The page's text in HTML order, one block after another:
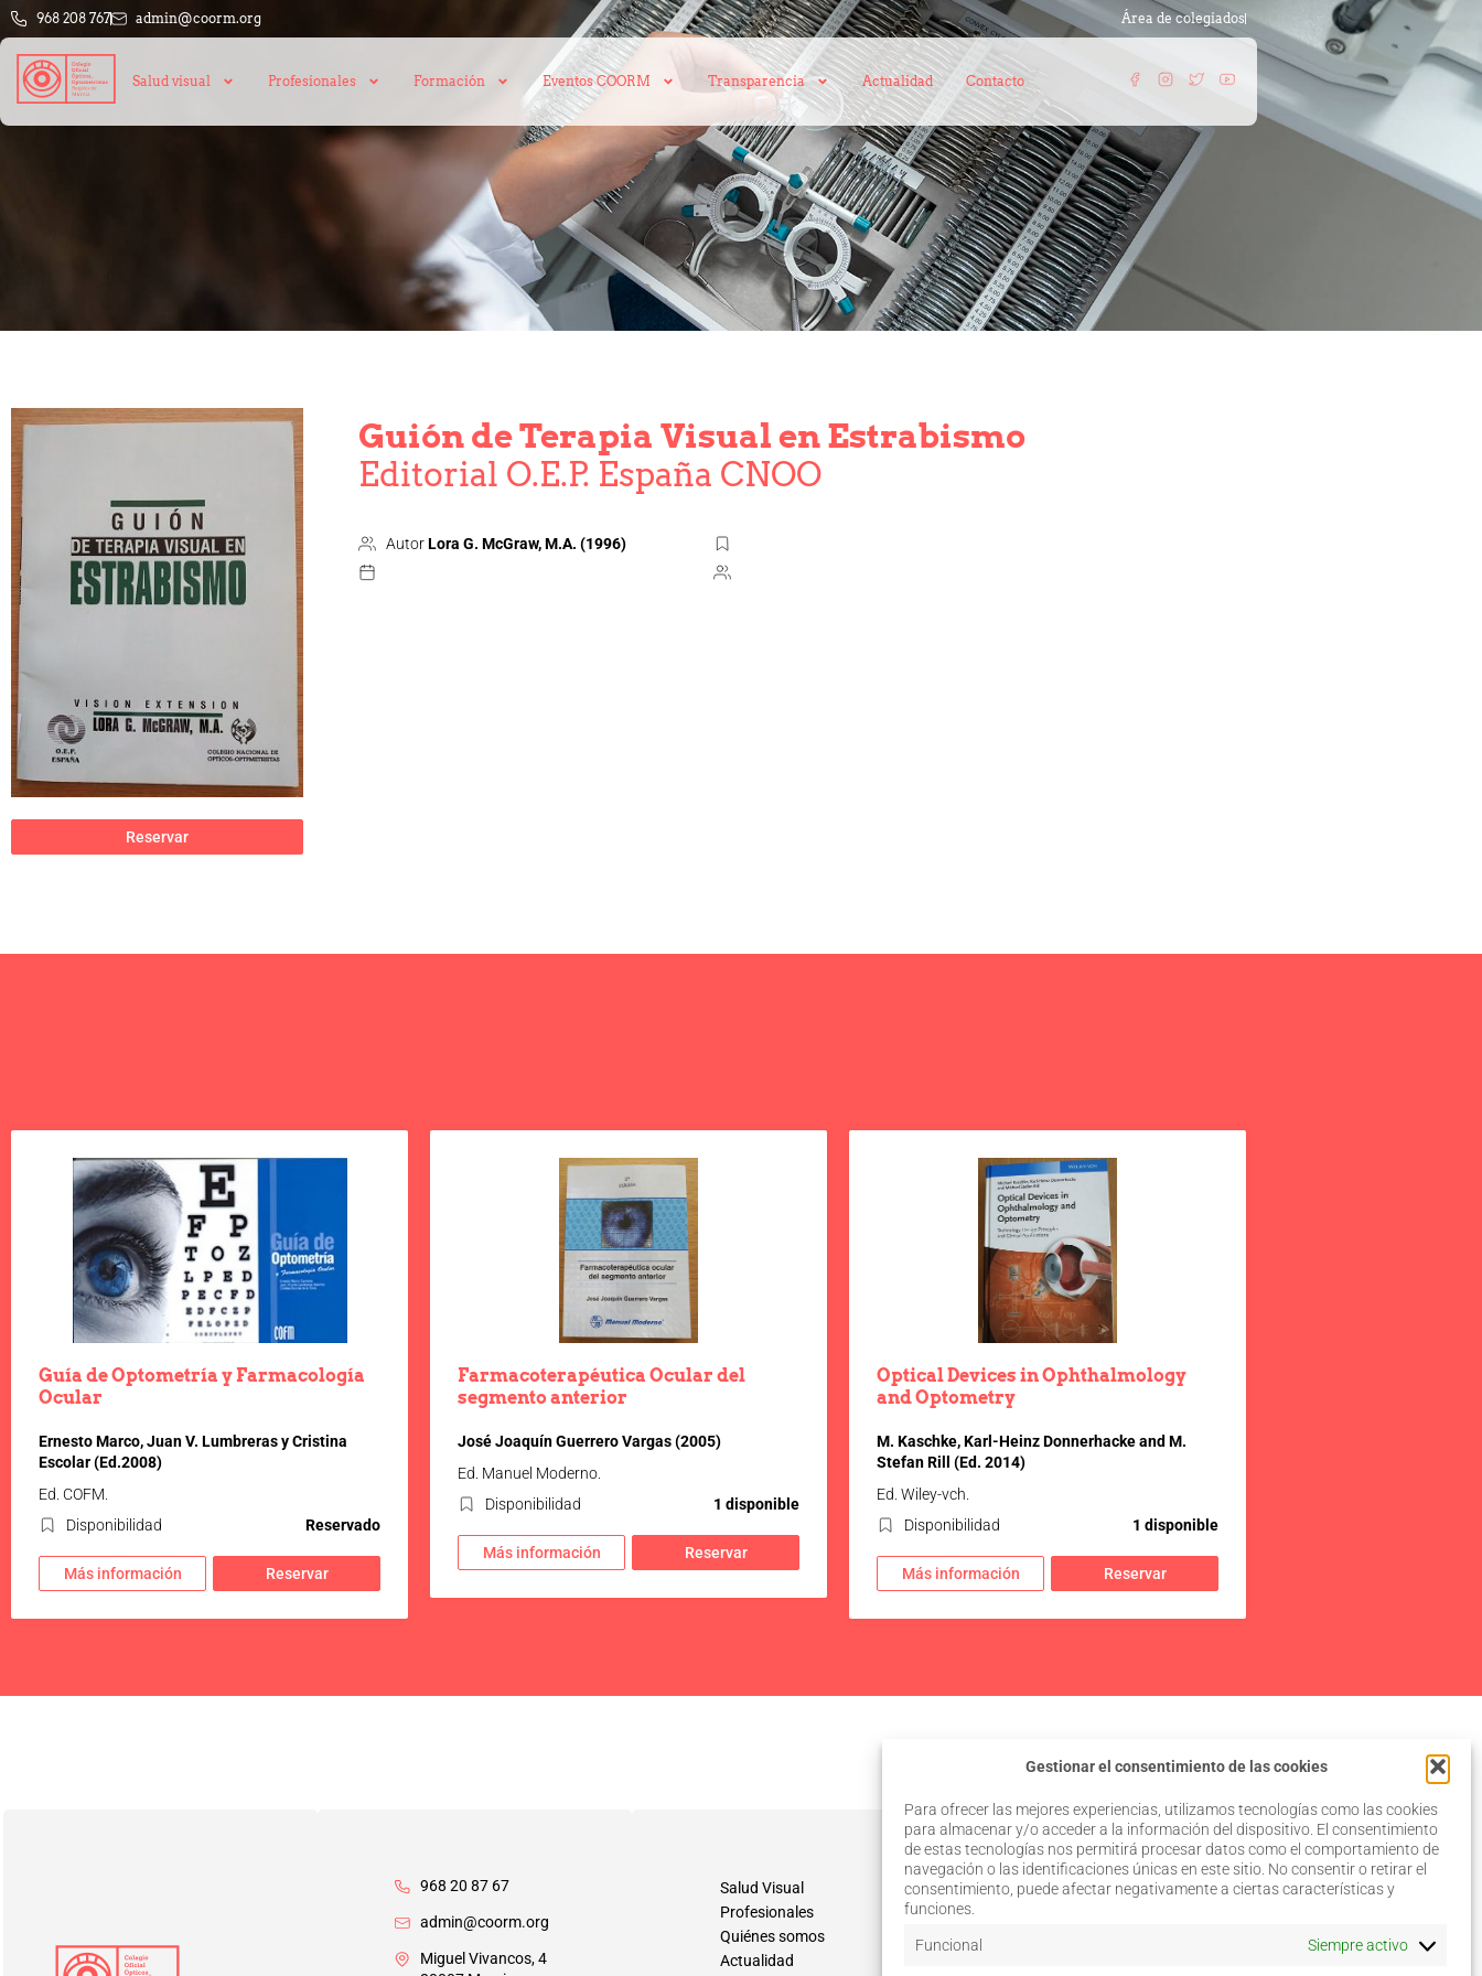
Gestionar el consentimiento de las cookies
Para ofrecer las mejores experiencias, utilizamos tecnologías como las cookies
para almacenar y/o acceder a la información del dispositivo. El consentimiento
de estas tecnologías nos permitirá procesar datos como el comportamiento de
navegación o las identificaciones únicas en este sitio. No consentir o retirar el
consentimiento, puede afectar negativamente a ciertas características y
funciones.
Funcional Siempre activo
968 208 767 admin@coorm.org Área de colegiados
Salud visual Profesionales Formación Eventos COORM Transparencia Actualidad Contacto
Reservar
Guión de Terapia Visual en Estrabismo
Editorial O.E.P. España CNOO
AutorLora G. McGraw, M.A. (1996)
Guía de Optometría y Farmacología
Ocular
Ernesto Marco, Juan V. Lumbreras y Cristina
Escolar (Ed.2008)
Ed. COFM.
Disponibilidad
Reservado
Más información Reservar
Farmacoterapéutica Ocular del
segmento anterior
José Joaquín Guerrero Vargas (2005)
Ed. Manuel Moderno.
Disponibilidad
1 disponible
Más información Reservar
Optical Devices in Ophthalmology
and Optometry
M. Kaschke, Karl-Heinz Donnerhacke and M.
Stefan Rill (Ed. 2014)
Ed. Wiley-vch.
Disponibilidad
1 disponible
Más información Reservar
968 20 87 67
admin@coorm.org
Miguel Vivancos, 4
Salud Visual
Profesionales
Quiénes somos
Actualidad
Aviso legal